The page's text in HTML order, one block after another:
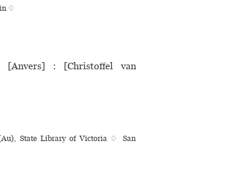
♢
[Anvers] : [Christoffel van
State Library of Victoria ♢ San